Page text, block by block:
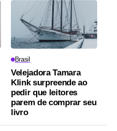
Brasil
Velejadora Tamara
Klink surpreende ao
pedir que leitores
parem de comprar seu
livro